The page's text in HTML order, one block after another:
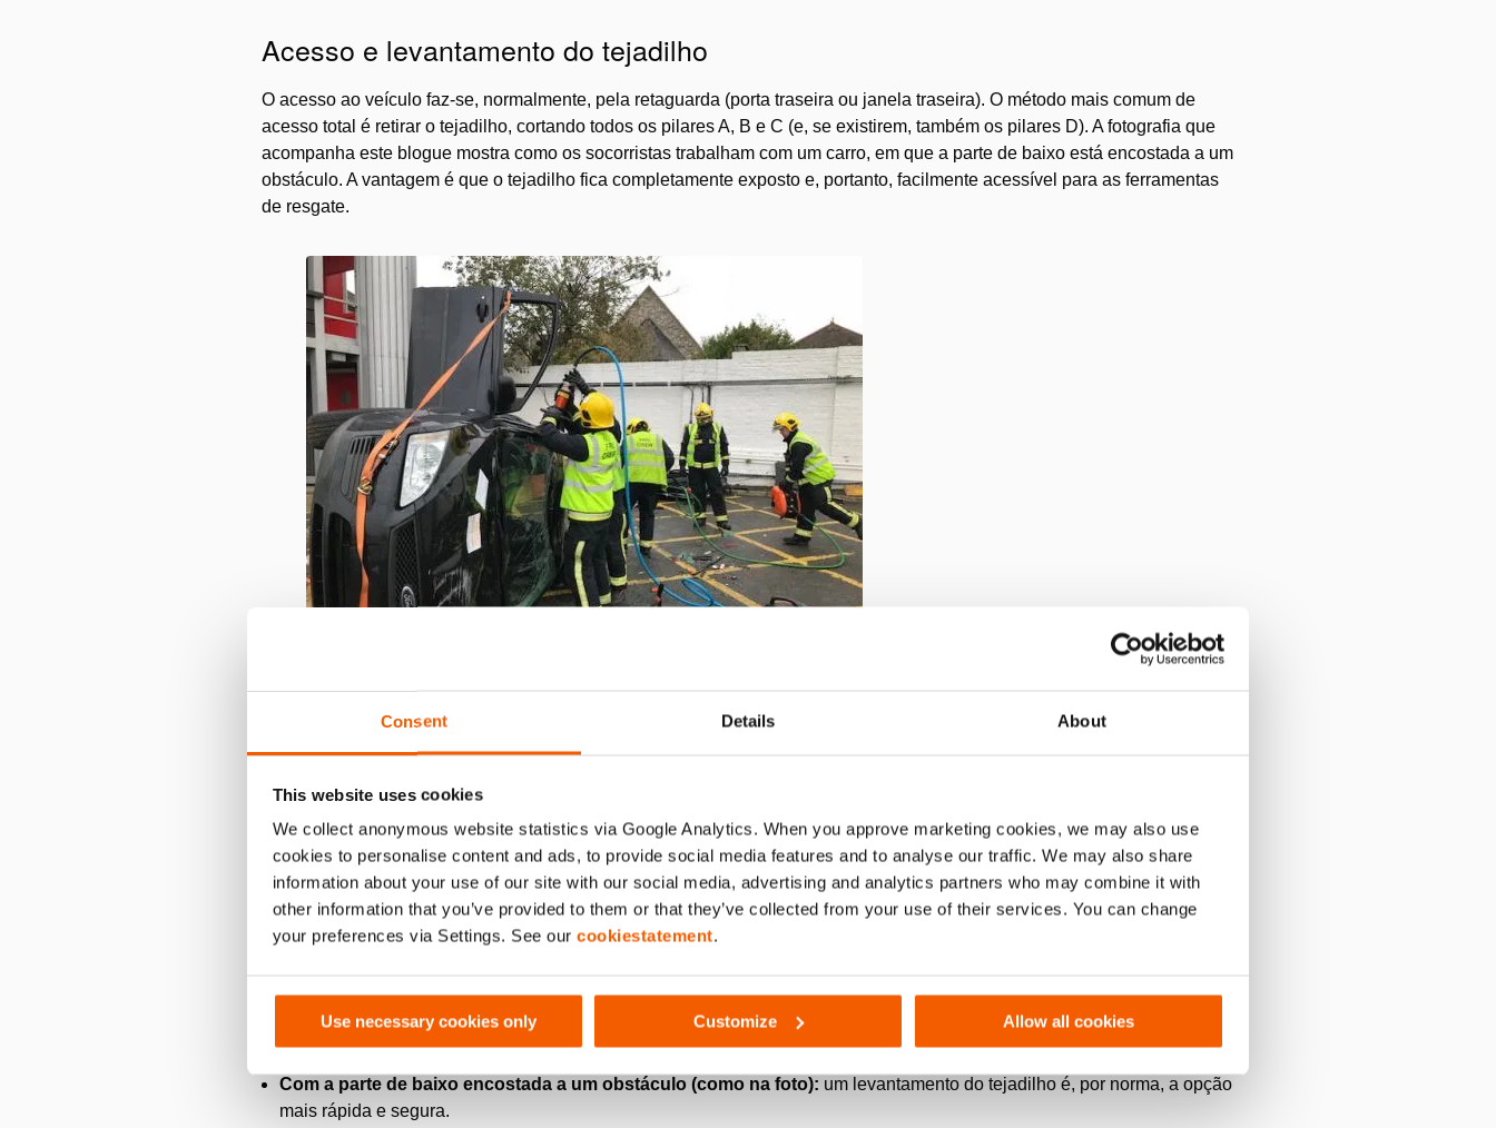
Consent Details About
This website uses cookies
We collect anonymous website statistics via Google Analytics. When you approve marketing cookies, we may also use
cookies to personalise content and ads, to provide social media features and to analyse our traffic. We may also share
information about your use of our site with our social media, advertising and analytics partners who may combine it with
other information that you’ve provided to them or that they’ve collected from your use of their services. You can change
your preferences via Settings. See our cookiestatement.
Use necessary cookies only Customize Allow all cookies
Acesso e levantamento do tejadilho
O acesso ao veículo faz-se, normalmente, pela retaguarda (porta traseira ou janela traseira). O método mais comum de
acesso total é retirar o tejadilho, cortando todos os pilares A, B e C (e, se existirem, também os pilares D). A fotografia que
acompanha este blogue mostra como os socorristas trabalham com um carro, em que a parte de baixo está encostada a um
obstáculo. A vantagem é que o tejadilho fica completamente exposto e, portanto, facilmente acessível para as ferramentas
de resgate.
vidro caia de cima para o interior, podendo atingir a vítima ou a equipa médica.
A abertura das portas antes do corte dos pilares elimina significativamente a necessidade de manuseamento de vidros. A
porta pode ser mantida aberta com uma cinta ou por um membro da equipa. Após o corte, a porta pode ser fechada
novamente. Isto poupa tempo e protege a vítima e os socorristas.
Cenários alternativos
Com a parte de baixo encostada a um obstáculo (como na foto): um levantamento do tejadilho é, por norma, a opção
mais rápida e segura.